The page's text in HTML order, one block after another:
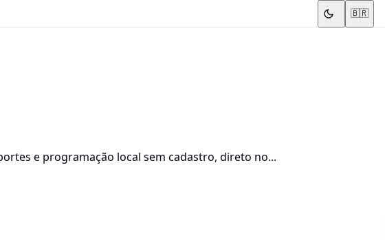
🇧🇷
e programação local sem cadastro, direto no...